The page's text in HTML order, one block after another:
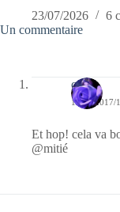
23/07/2026
6
Un commentaire
covix
19/05/2017/
Et hop! cela va
@mitié